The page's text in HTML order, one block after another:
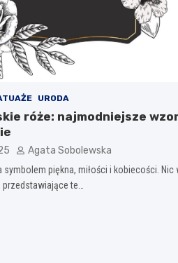
URODA
róże: najmodniejsze
Agata Sobolewska
symbolem piękna, miłości i kobiecości. Nic
te…